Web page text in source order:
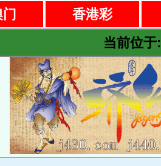
香港彩
当前位于: